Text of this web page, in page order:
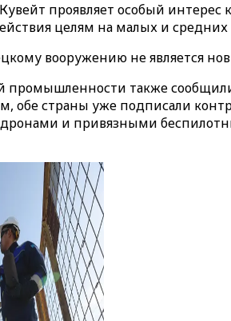
проявляет особый
целям на малых и средних
вооружению не является
также
страны уже подписали
дронами и привязными